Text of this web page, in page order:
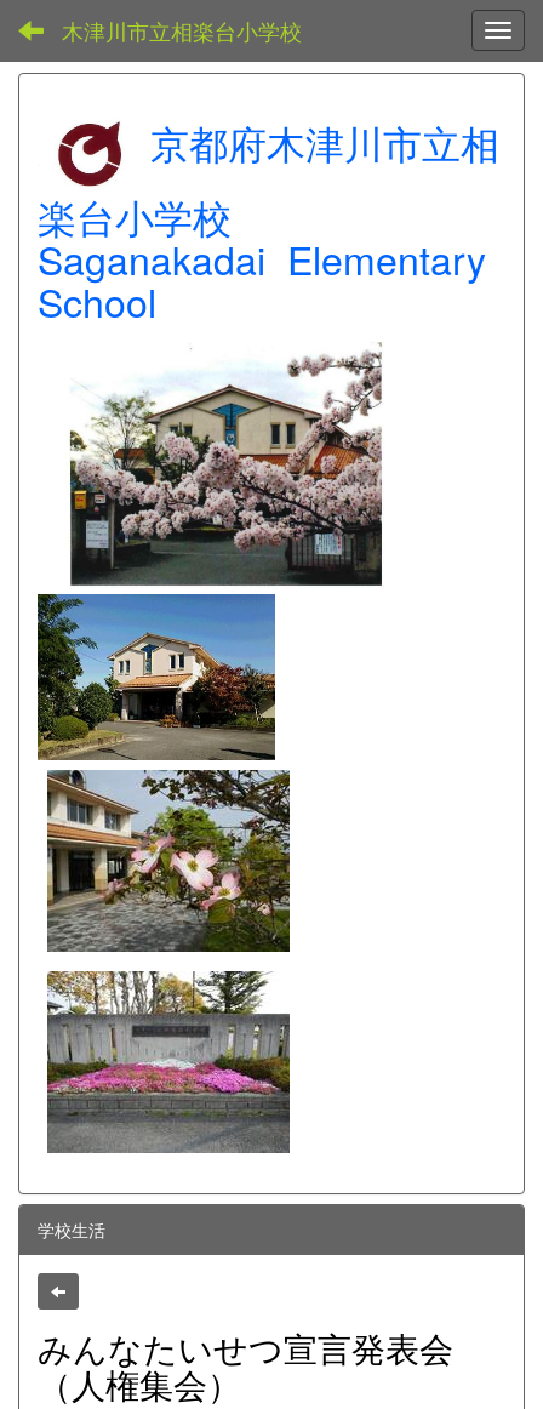
木津川市立相楽台小学校
京都府木津川市立相
楽台小学校
Saganakadai Elementary
School
学校生活
みんなたいせつ宣言発表会
（人権集会）